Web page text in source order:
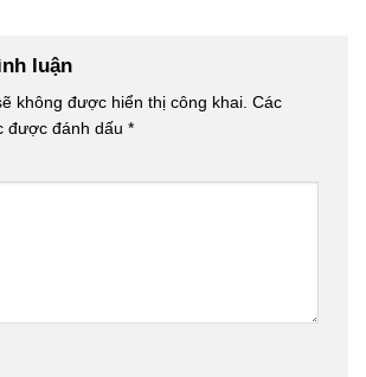
luận
không được hiển thị công khai. Các
được đánh dấu *